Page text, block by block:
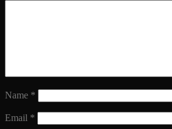
Name *
Email *